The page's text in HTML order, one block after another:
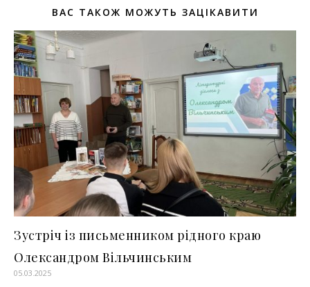
ВАС ТАКОЖ МОЖУТЬ ЗАЦІКАВИТИ
Зустріч із письменником рідного краю
Олександром Вільчинським
05.03.2025